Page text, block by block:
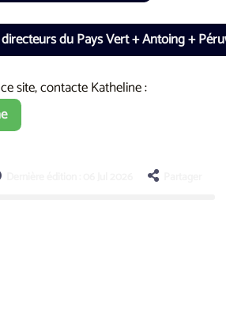
du Pays Vert + Antoing +
site, contacte Katheline :